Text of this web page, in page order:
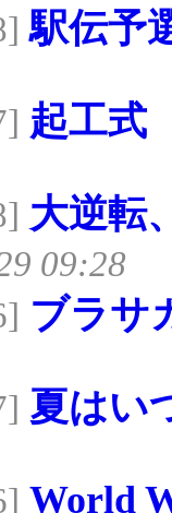
駅伝予
起工式
大逆転
09:28
ブラサ
夏はい
World